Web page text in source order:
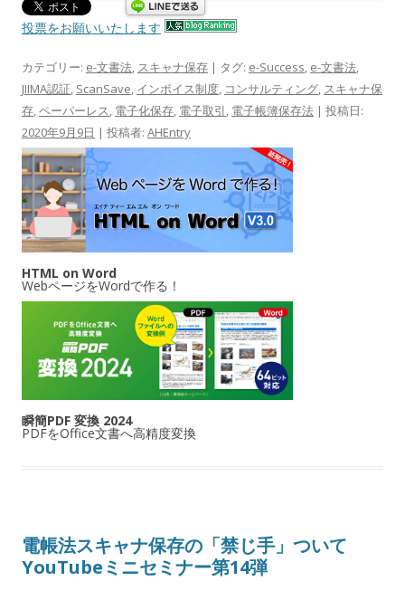
投票をお願いいたします
カテゴリー: e-文書法, スキャナ保存 | タグ: e-Success, e-文書法,
JIIMA認証, ScanSave, インボイス制度, コンサルティング, スキャナ保
存,ペーパーレス, 電子化保存, 電子取引, 電子帳簿保存法 | 投稿日:
2020年9月9日 | 投稿者: AHEntry
HTML on Word
WebページをWordで作る！
瞬簡PDF 変換 2024
PDFをOffice文書へ高精度変換
電帳法スキャナ保存の「禁じ手」ついて
YouTubeミニセミナー第14弾